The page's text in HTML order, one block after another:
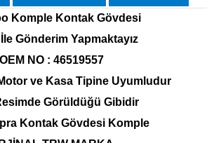
Komple Kontak Gövdesi
Gönderim Yapmaktayız
OEM NO : 46519557
ve Kasa Tipine Uyumludur
Görüldüğü Gibidir
Kontak Gövdesi Komple